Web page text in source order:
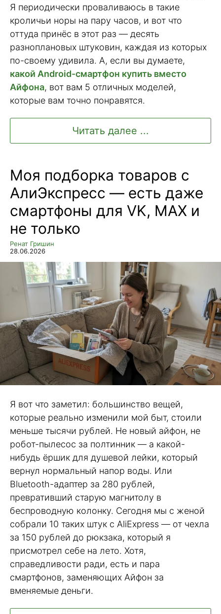
Я периодически проваливаюсь в такие
кроличьи норы на пару часов, и вот что
оттуда принёс в этот раз — десять
разноплановых штуковин, каждая из которых
по-своему удивила. А, если вы думаете,
какой Android-смартфон купить вместо
Айфона, вот вам 5 отличных моделей,
которые вам точно понравятся.
Читать далее ...
Моя подборка товаров с
АлиЭкспресс — есть даже
смартфоны для VK, MAX и
не только
Ренат Гришин
28.06.2026
Я вот что заметил: большинство вещей,
которые реально изменили мой быт, стоили
меньше тысячи рублей. Не новый айфон, не
робот-пылесос за полтинник — а какой-
нибудь ёршик для душевой лейки, который
вернул нормальный напор воды. Или
Bluetooth-адаптер за 280 рублей,
превративший старую магнитолу в
беспроводную колонку. Сегодня мы с женой
собрали 10 таких штук с AliExpress — от чехла
за 150 рублей до рюкзака, который я
присмотрел себе на лето. Хотя,
справедливости ради, есть и пара
смартфонов, заменяющих Айфон за
вменяемые деньги.